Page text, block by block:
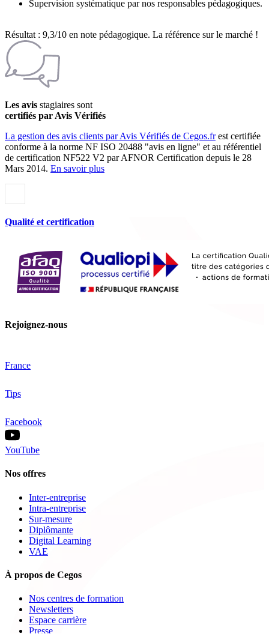
Supervision systématique par nos responsables pédagogiques.
Résultat : 9,3/10 en note pédagogique. La référence sur le marché !
Les avis stagiaires sont
certifiés par Avis Vérifiés
La gestion des avis clients par Avis Vérifiés de Cegos.frest certifiée
conforme à la norme NF ISO 20488 "avis en ligne" et au référentiel
de certification NF522 V2 par AFNOR Certification depuis le 28
Mars 2014. En savoir plus
Qualité et certification
Rejoignez-nous
France
Tips
Facebook
YouTube
Nos offres
Inter-entreprise
Intra-entreprise
Sur-mesure
Diplômante
Digital Learning
VAE
À propos de Cegos
Nos centres de formation
Newsletters
Espace carrière
Presse